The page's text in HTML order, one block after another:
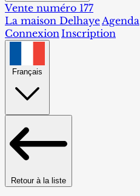
Vente numéro 177
La maison DelhayeAgenda
ConnexionInscription
Français
Retour à la liste